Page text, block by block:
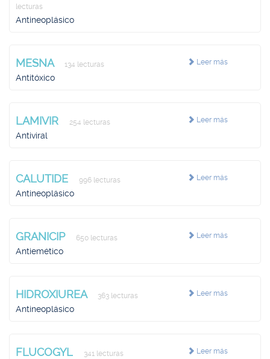
lecturas
Antineoplásico
Leer más
MESNA 134 lecturas
Antitóxico
Leer más
LAMIVIR 254 lecturas
Antiviral
Leer más
CALUTIDE 996 lecturas
Antineoplásico
Leer más
GRANICIP 650 lecturas
Antiemético
Leer más
HIDROXIUREA 363 lecturas
Antineoplásico
Leer más
FLUCOGYL 341 lecturas